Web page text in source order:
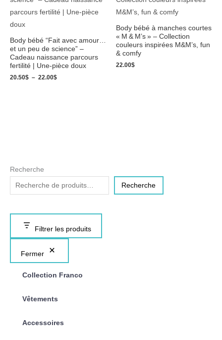
Recherche
Recherche
Filtrer les produits
Fermer
Collection Franco
Vêtements
Accessoires
Body bébé “Fait avec amour…
et un peu de science” –
Cadeau naissance parcours
fertilité | Une‑pièce doux
20.50$ – 22.00$
à
22.00$
Body bébé à manches courtes
« M & M’s » – Collection
couleurs inspirées M&M’s, fun
& comfy
22.00$